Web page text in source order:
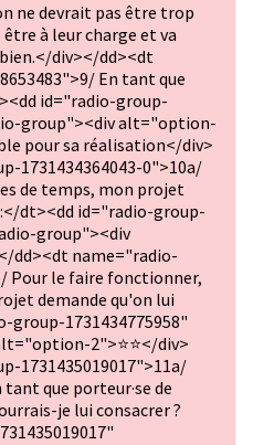
ne devrait pas être trop
à leur charge et va
div></dd><dt
En tant que
id="radio-group-
group"><div alt="option-
pour sa réalisation</div>
1731434364043-0">10a/
de temps, mon projet
dt><dd id="radio-group-
group"><div
dd><dt name="radio-
Pour le faire fonctionner,
demande qu'on lui
group-1731434775958"
2">⭐⭐</div>
1731435019017">11a/
que porteur·se de
je lui consacrer ?